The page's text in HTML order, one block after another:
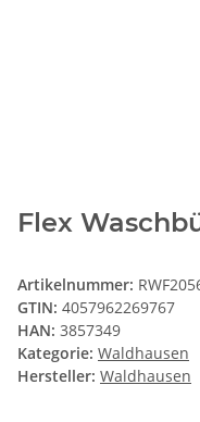
Flex
Artikelnummer:
GTIN: 4057962269767
HAN: 3857349
Kategorie: Waldhausen
Hersteller: Waldhausen